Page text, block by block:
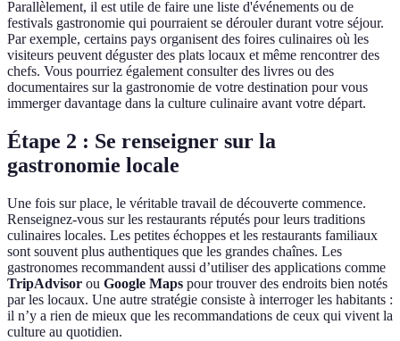
Parallèlement, il est utile de faire une liste d'événements ou de
festivals gastronomie qui pourraient se dérouler durant votre séjour.
Par exemple, certains pays organisent des foires culinaires où les
visiteurs peuvent déguster des plats locaux et même rencontrer des
chefs. Vous pourriez également consulter des livres ou des
documentaires sur la gastronomie de votre destination pour vous
immerger davantage dans la culture culinaire avant votre départ.
Étape 2 : Se renseigner sur la
gastronomie locale
Une fois sur place, le véritable travail de découverte commence.
Renseignez-vous sur les restaurants réputés pour leurs traditions
culinaires locales. Les petites échoppes et les restaurants familiaux
sont souvent plus authentiques que les grandes chaînes. Les
gastronomes recommandent aussi d’utiliser des applications comme
TripAdvisor ou Google Maps pour trouver des endroits bien notés
par les locaux. Une autre stratégie consiste à interroger les habitants :
il n’y a rien de mieux que les recommandations de ceux qui vivent la
culture au quotidien.